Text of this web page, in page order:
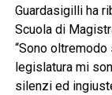
Guardasigilli ha
Scuola di
“Sono
legislatura mi
silenzi ed